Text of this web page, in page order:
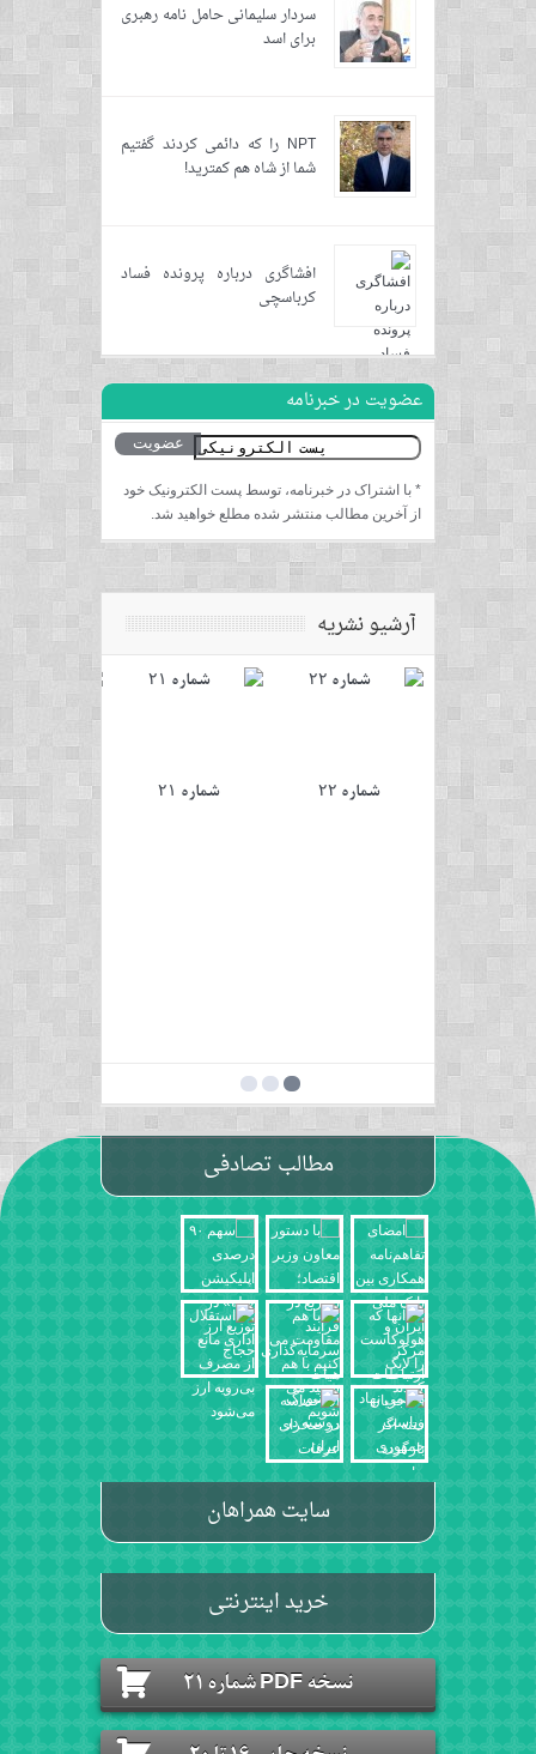
سردار سلیمانی حامل نامه رهبری
برای اسد
NPT را که دائمی کردند گفتیم
شما از شاه هم کمترید!
افشاگری درباره پرونده فساد
کرباسچی
عضویت در خبرنامه
* با اشتراک در خبرنامه، توسط پست الکترونیک خود
از آخرین مطالب منتشر شده مطلع خواهید شد.
آرشیو نشریه
شماره ۲۲ شماره ۲۱ شماره ۲۰
مطالب تصادفی
سایت همراهان
خرید اینترنتی
نسخه PDF شماره 21